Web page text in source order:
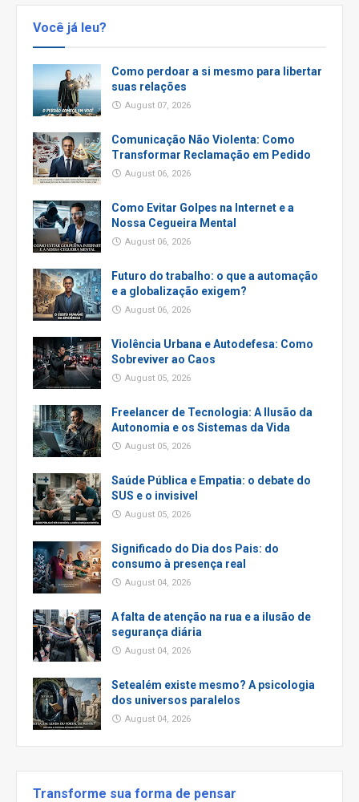
Você já leu?
Como perdoar a si mesmo para libertar
suas relações
August 07, 2026
Comunicação Não Violenta: Como
Transformar Reclamação em Pedido
August 06, 2026
Como Evitar Golpes na Internet e a
Nossa Cegueira Mental
August 06, 2026
Futuro do trabalho: o que a automação
e a globalização exigem?
August 06, 2026
Violência Urbana e Autodefesa: Como
Sobreviver ao Caos
August 05, 2026
Freelancer de Tecnologia: A Ilusão da
Autonomia e os Sistemas da Vida
August 05, 2026
Saúde Pública e Empatia: o debate do
SUS e o invisivel
August 05, 2026
Significado do Dia dos Pais: do
consumo à presença real
August 04, 2026
A falta de atenção na rua e a ilusão de
segurança diária
August 04, 2026
Setealém existe mesmo? A psicologia
dos universos paralelos
August 04, 2026
Transforme sua forma de pensar